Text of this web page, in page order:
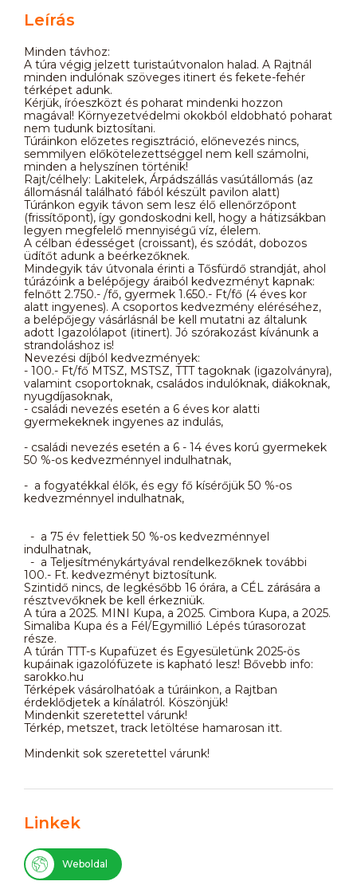
Leírás
Minden távhoz:
A túra végig jelzett turistaútvonalon halad. A Rajtnál
minden indulónak szöveges itinert és fekete-fehér
térképet adunk.
Kérjük, íróeszközt és poharat mindenki hozzon
magával! Környezetvédelmi okokból eldobható poharat
nem tudunk biztosítani.
Túráinkon előzetes regisztráció, előnevezés nincs,
semmilyen előkötelezettséggel nem kell számolni,
minden a helyszínen történik!
Rajt/célhely: Lakitelek, Árpádszállás vasútállomás (az
állomásnál található fából készült pavilon alatt)
Túránkon egyik távon sem lesz élő ellenőrzőpont
(frissítőpont), így gondoskodni kell, hogy a hátizsákban
legyen megfelelő mennyiségű víz, élelem.
A célban édességet (croissant), és szódát, dobozos
üdítőt adunk a beérkezőknek.
Mindegyik táv útvonala érinti a Tősfürdő strandját, ahol
túrázóink a belépőjegy áraiból kedvezményt kapnak:
felnőtt 2.750.- /fő, gyermek 1.650.- Ft/fő (4 éves kor
alatt ingyenes). A csoportos kedvezmény eléréséhez,
a belépőjegy vásárlásnál be kell mutatni az általunk
adott Igazolólapot (itinert). Jó szórakozást kívánunk a
strandoláshoz is!
Nevezési díjból kedvezmények:
- 100.- Ft/fő MTSZ, MSTSZ, TTT tagoknak (igazolványra),
valamint csoportoknak, családos indulóknak, diákoknak,
nyugdíjasoknak,
- családi nevezés esetén a 6 éves kor alatti
gyermekeknek ingyenes az indulás,
- családi nevezés esetén a 6 - 14 éves korú gyermekek
50 %-os kedvezménnyel indulhatnak,
- a fogyatékkal élők, és egy fő kísérőjük 50 %-os
kedvezménnyel indulhatnak,
- a 75 év felettiek 50 %-os kedvezménnyel
indulhatnak,
- a Teljesítménykártyával rendelkezőknek további
100.- Ft. kedvezményt biztosítunk.
Szintidő nincs, de legkésőbb 16 órára, a CÉL zárására a
résztvevőknek be kell érkezniük.
A túra a 2025. MINI Kupa, a 2025. Cimbora Kupa, a 2025.
Simaliba Kupa és a Fél/Egymillió Lépés túrasorozat
része.
A túrán TTT-s Kupafüzet és Egyesületünk 2025-ös
kupáinak igazolófüzete is kapható lesz! Bővebb info:
sarokko.hu
Térképek vásárolhatóak a túráinkon, a Rajtban
érdeklődjetek a kínálatról. Köszönjük!
Mindenkit szeretettel várunk!
Térkép, metszet, track letöltése hamarosan itt.
Mindenkit sok szeretettel várunk!
Linkek
Weboldal